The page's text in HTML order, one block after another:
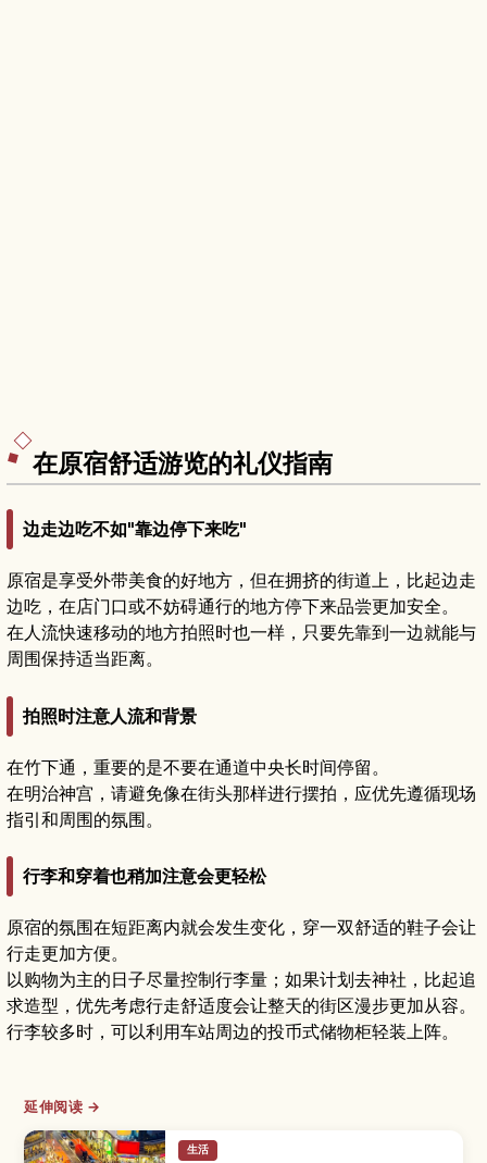
在原宿舒适游览的礼仪指南
边走边吃不如"靠边停下来吃"
原宿是享受外带美食的好地方，但在拥挤的街道上，比起边走
边吃，在店门口或不妨碍通行的地方停下来品尝更加安全。
在人流快速移动的地方拍照时也一样，只要先靠到一边就能与
周围保持适当距离。
拍照时注意人流和背景
在竹下通，重要的是不要在通道中央长时间停留。
在明治神宫，请避免像在街头那样进行摆拍，应优先遵循现场
指引和周围的氛围。
行李和穿着也稍加注意会更轻松
原宿的氛围在短距离内就会发生变化，穿一双舒适的鞋子会让
行走更加方便。
以购物为主的日子尽量控制行李量；如果计划去神社，比起追
求造型，优先考虑行走舒适度会让整天的街区漫步更加从容。
行李较多时，可以利用车站周边的投币式储物柜轻装上阵。
延伸阅读 →
生活